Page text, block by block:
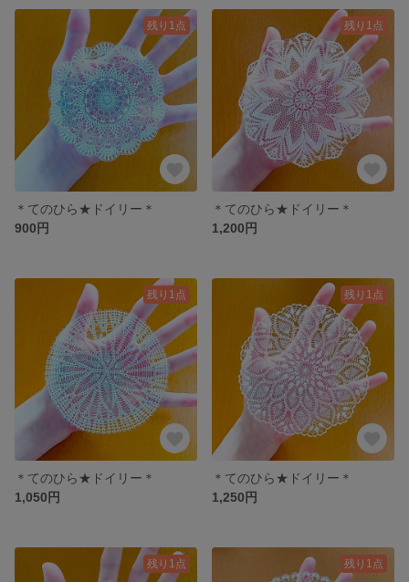
残り1点
＊てのひら★ドイリー＊
900円
残り1点
＊てのひら★ドイリー＊
1,200円
残り1点
＊てのひら★ドイリー＊
1,050円
残り1点
＊てのひら★ドイリー＊
1,250円
残り1点 残り1点